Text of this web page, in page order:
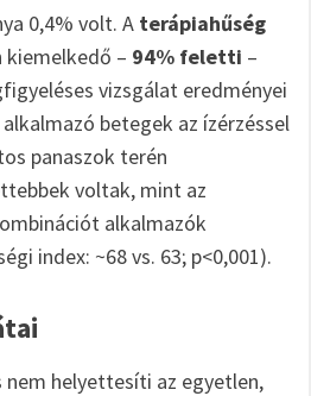
0,4% volt. A terápiahűség
kiemelkedő – 94% feletti –
vizsgálat eredményei
betegek az ízérzéssel
panaszok terén
voltak, mint az
alkalmazók
index: ~68 vs. 63; p<0,001).
helyettesíti az egyetlen,